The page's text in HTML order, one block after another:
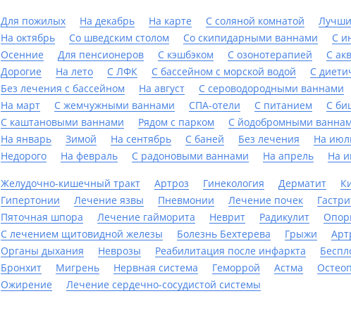
Для пожилых На декабрь На карте С соляной комнатой
На октябрь
Со шведским столом Со скипидарными ваннами С
Осенние
Для пенсионеров С кэшбэком С озонотерапией С
Дорогие
На лето С ЛФК С бассейном с морской водой С
Без лечения с бассейном
На август С сероводородными ваннами
На март
С жемчужными ваннами СПА-отели С питанием С
С каштановыми ваннами
Рядом с парком С йодобромными
На январь
Зимой На сентябрь С баней Без лечения На
Недорого
На февраль С радоновыми ваннами На апрель На
Желудочно-кишечный тракт Артроз Гинекология Дерматит
Гипертонии
Лечение язвы Пневмонии Лечение почек
Пяточная шпора
Лечение гайморита Неврит Радикулит
С лечением щитовидной железы
Болезнь Бехтерева Грыжи
Органы дыхания
Неврозы Реабилитация после инфаркта
Бронхит
Мигрень Нервная система Геморрой Астма
Ожирение
Лечение сердечно-сосудистой системы